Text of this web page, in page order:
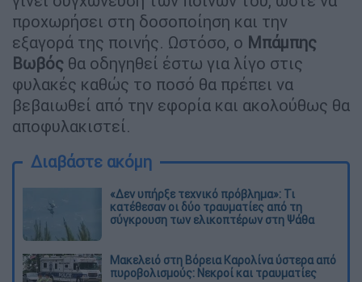
προχωρήσει στη δοσοποίηση και την
εξαγορά της ποινής. Ωστόσο, ο Μπάμπης
Βωβός θα οδηγηθεί έστω για λίγο στις
φυλακές καθώς το ποσό θα πρέπει να
βεβαιωθεί από την εφορία και ακολούθως θα
αποφυλακιστεί.
Διαβάστε ακόμη
«Δεν υπήρξε τεχνικό πρόβλημα»: Τι
κατέθεσαν οι δύο τραυματίες από τη
σύγκρουση των ελικοπτέρων στη Ψάθα
Μακελειό στη Βόρεια Καρολίνα ύστερα από
πυροβολισμούς: Νεκροί και τραυματίες